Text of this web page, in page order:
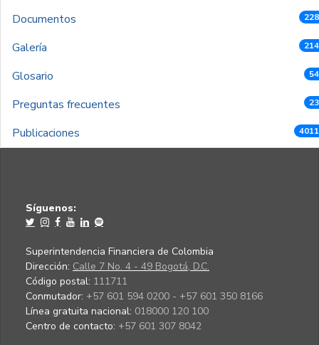
Documentos
Galería
Glosario
Preguntas frecuentes
Publicaciones
Síguenos:
Superintendencia Financiera de Colombia
Dirección: Calle 7 No. 4 - 49 Bogotá, D.C.
Código postal: 111711
Conmutador: +57 601 594 0200 - +57 601 350 8166
Línea gratuita nacional: 018000 120 100
Centro de contacto: +57 601 307 8042